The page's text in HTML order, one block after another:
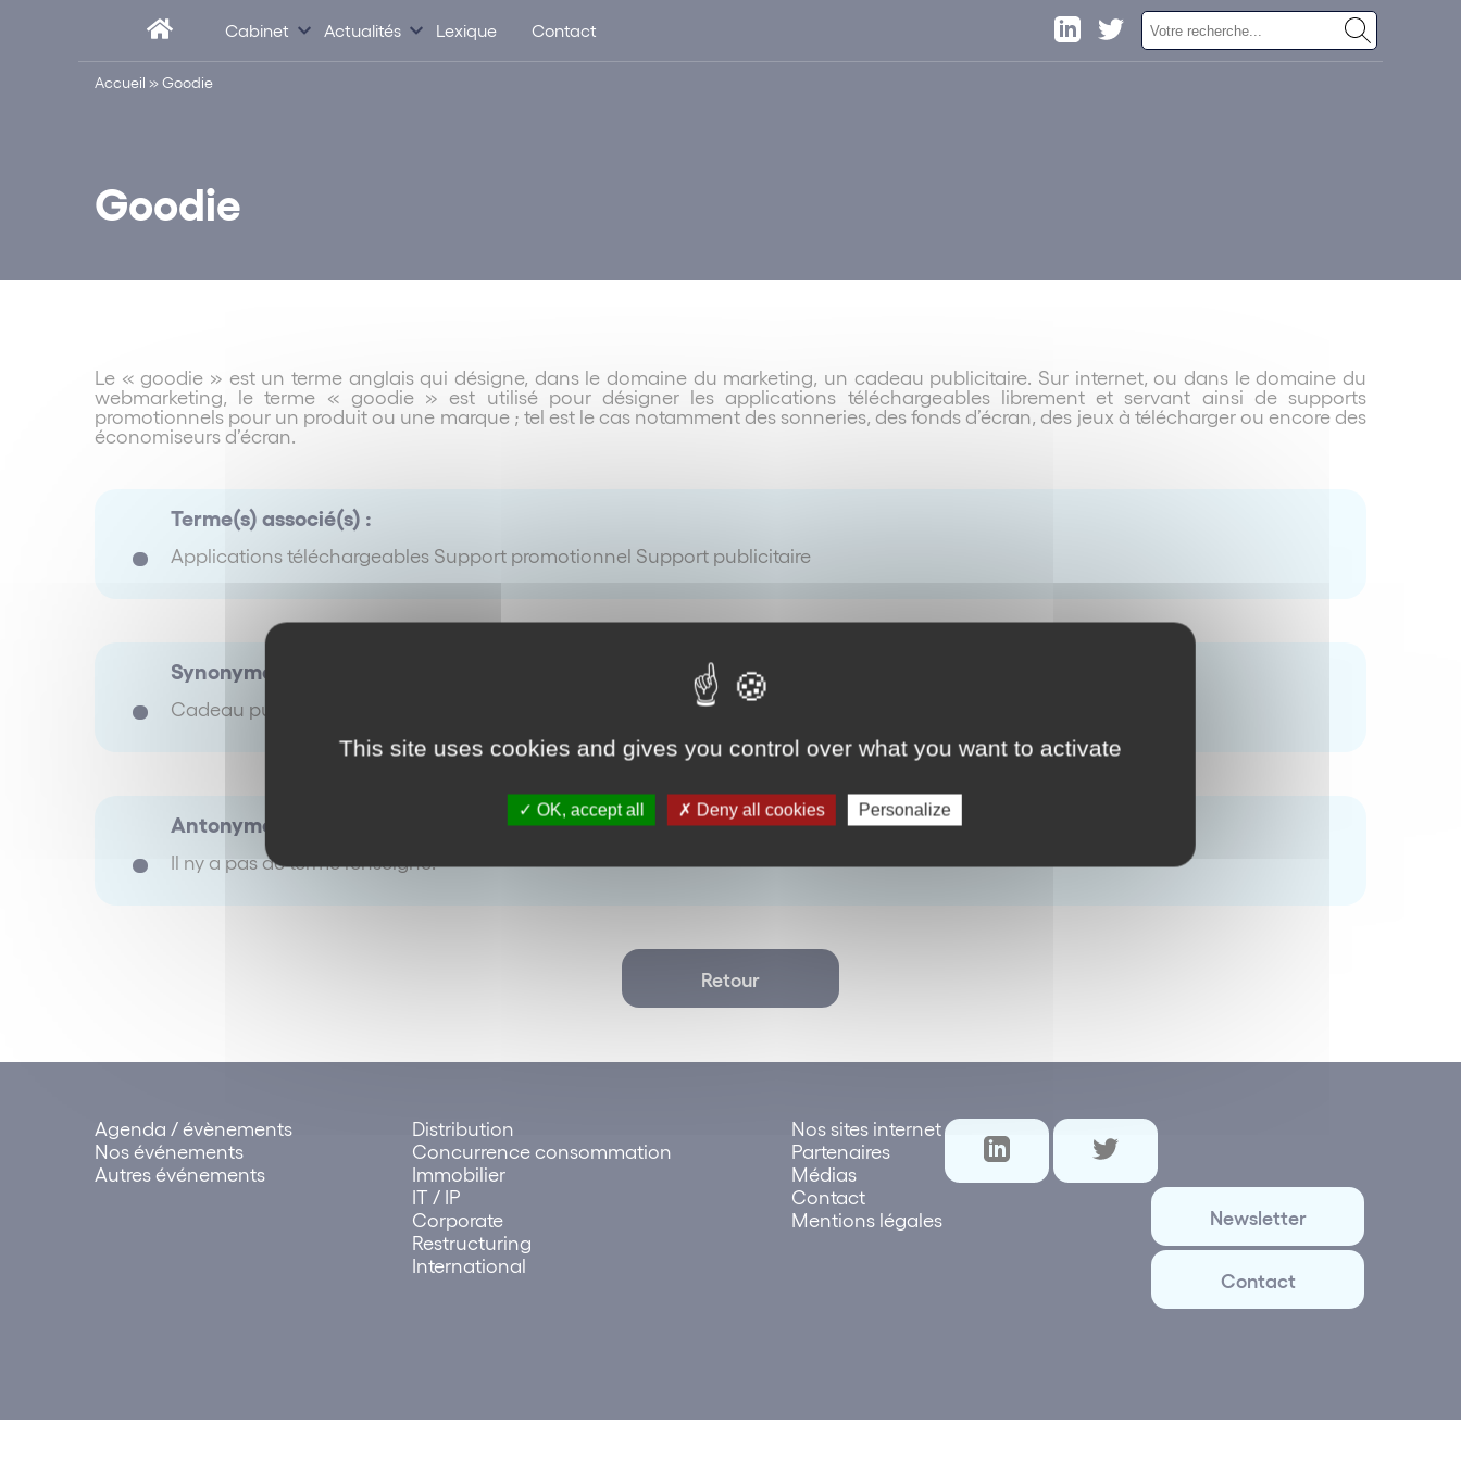
Cabinet Actualités Lexique Contact
Accueil »Goodie
Goodie
Le « goodie » est un terme anglais qui désigne, dans le domaine du marketing, un cadeau publicitaire. Sur internet, ou dans le domaine du
webmarketing, le terme « goodie » est utilisé pour désigner les applications téléchargeables librement et servant ainsi de supports
promotionnels pour un produit ou une marque ; tel est le cas notamment des sonneries, des fonds d’écran, des jeux à télécharger ou encore des
économiseurs d’écran.
Terme(s) associé(s) :
Applications téléchargeables Support promotionnel Support publicitaire
Synonyme(s) :
Cadeau publicitaire.
Antonyme(s) :
Il ny a pas de terme renseigné.
Retour
Agenda / évènements
Nos événements
Autres événements
Distribution
Concurrence consommation
Immobilier
IT / IP
Corporate
Restructuring
International
Nos sites internet
Partenaires
Médias
Contact
Mentions légales
Newsletter
Contact
This site uses cookies and gives you control over what you want to activate
OK, accept all Deny all cookies Personalize